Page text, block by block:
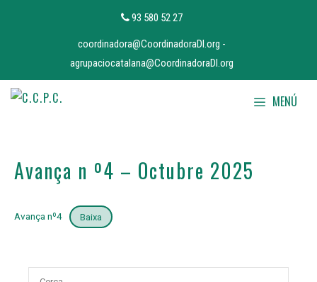
93 580 52 27
coordinadora@CoordinadoraDI.org -
agrupaciocatalana@CoordinadoraDI.org
MENÚ
Avança n º4 – Octubre 2025
Avança nº4 Baixa